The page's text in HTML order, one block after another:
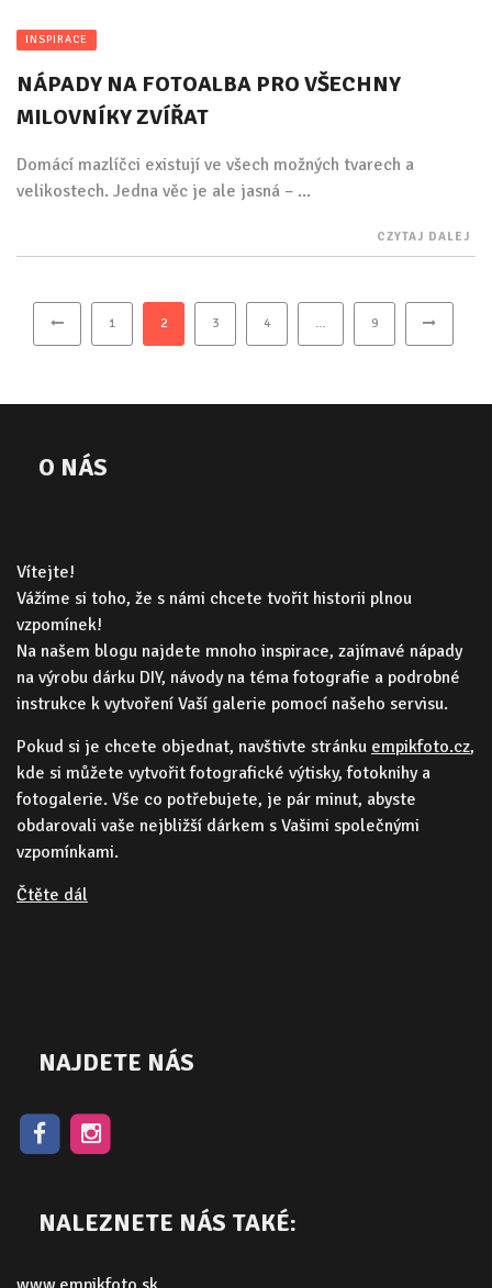
INSPIRACE
NÁPADY NA FOTOALBA PRO VŠECHNY
MILOVNÍKY ZVÍŘAT
Domácí mazlíčci existují ve všech možných tvarech a
velikostech. Jedna věc je ale jasná – ...
CZYTAJ DALEJ
1 2 3 4 … 9
O NÁS
Vítejte!
Vážíme si toho, že s námi chcete tvořit historii plnou
vzpomínek!
Na našem blogu najdete mnoho inspirace, zajímavé nápady
na výrobu dárku DIY, návody na téma fotografie a podrobné
instrukce k vytvoření Vaší galerie pomocí našeho servisu.
Pokud si je chcete objednat, navštivte stránku empikfoto.cz,
kde si můžete vytvořit fotografické výtisky, fotoknihy a
fotogalerie. Vše co potřebujete, je pár minut, abyste
obdarovali vaše nejbližší dárkem s Vašimi společnými
vzpomínkami.
Čtěte dál
NAJDETE NÁS
NALEZNETE NÁS TAKÉ: